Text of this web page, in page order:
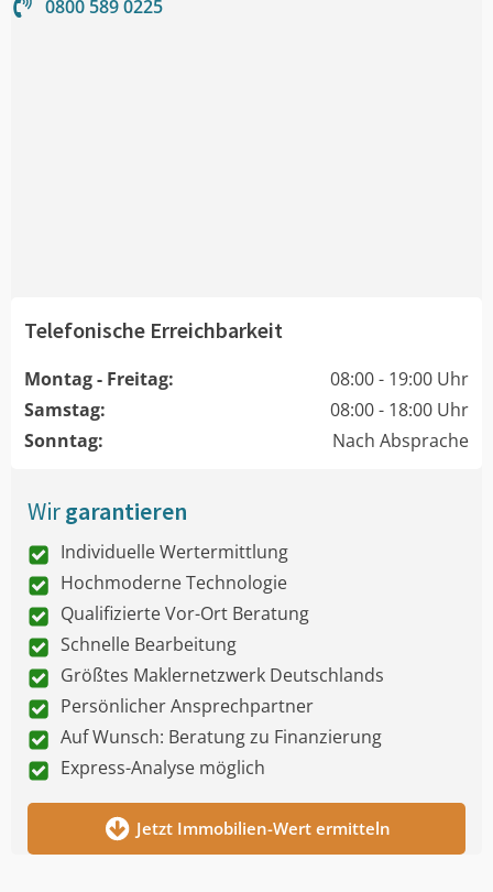
0800 589 0225
Telefonische Erreichbarkeit
Montag - Freitag:
08:00 - 19:00 Uhr
Samstag:
08:00 - 18:00 Uhr
Sonntag:
Nach Absprache
Wirgarantieren
Individuelle Wertermittlung
Hochmoderne Technologie
Qualifizierte Vor-Ort Beratung
Schnelle Bearbeitung
Größtes Maklernetzwerk Deutschlands
Persönlicher Ansprechpartner
Auf Wunsch: Beratung zu Finanzierung
Express-Analyse möglich
Jetzt Immobilien-Wert ermitteln